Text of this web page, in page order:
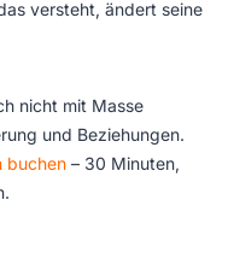
versteht, ändert seine
nicht mit Masse
und Beziehungen.
buchen– 30 Minuten,